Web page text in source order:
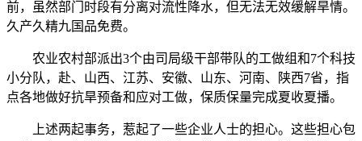
前，虽然部门时段有分离对流性降水，但无法无效缓解旱情。
久产久精九国品免费。
农业农村部派出3个由司局级干部带队的工做组和7个科技
小分队，赴、山西、江苏、安徽、山东、河南、陕西7省，指
点各地做好抗旱预备和应对工做，保质保量完成夏收夏播。
上述两起事务，惹起了一些企业人士的担心。这些担心包